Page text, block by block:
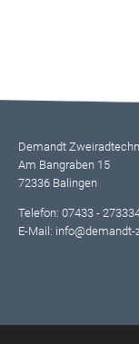
Demandt
Am Bangraben 15
72336 Balingen
Telefon: 07433 -
E-Mail: